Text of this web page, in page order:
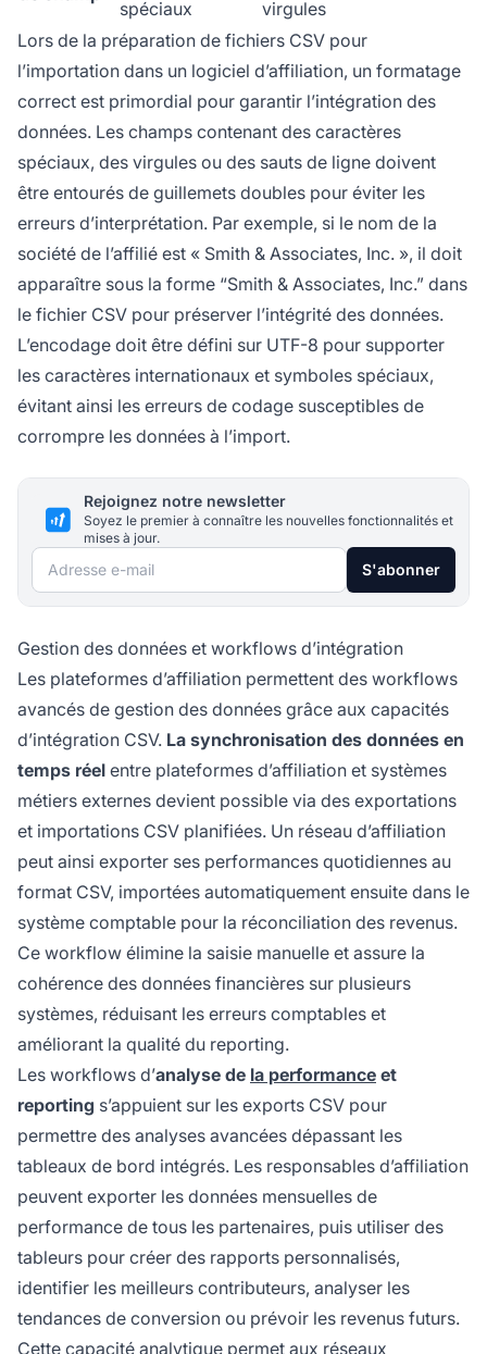
spéciaux
virgules
Lors de la préparation de fichiers CSV pour
l’importation dans un logiciel d’affiliation, un formatage
correct est primordial pour garantir l’intégration des
données. Les champs contenant des caractères
spéciaux, des virgules ou des sauts de ligne doivent
être entourés de guillemets doubles pour éviter les
erreurs d’interprétation. Par exemple, si le nom de la
société de l’affilié est « Smith & Associates, Inc. », il doit
apparaître sous la forme “Smith & Associates, Inc.” dans
le fichier CSV pour préserver l’intégrité des données.
L’encodage doit être défini sur UTF-8 pour supporter
les caractères internationaux et symboles spéciaux,
évitant ainsi les erreurs de codage susceptibles de
corrompre les données à l’import.
Rejoignez notre newsletter
Soyez le premier à connaître les nouvelles fonctionnalités et
mises à jour.
Adresse e-mail S'abonner
Gestion des données et workflows d’intégration
Les plateformes d’affiliation permettent des workflows
avancés de gestion des données grâce aux capacités
d’intégration CSV. La synchronisation des données en
temps réel entre plateformes d’affiliation et systèmes
métiers externes devient possible via des exportations
et importations CSV planifiées. Un réseau d’affiliation
peut ainsi exporter ses performances quotidiennes au
format CSV, importées automatiquement ensuite dans le
système comptable pour la réconciliation des revenus.
Ce workflow élimine la saisie manuelle et assure la
cohérence des données financières sur plusieurs
systèmes, réduisant les erreurs comptables et
améliorant la qualité du reporting.
Les workflows d’analyse de la performance et
reporting s’appuient sur les exports CSV pour
permettre des analyses avancées dépassant les
tableaux de bord intégrés. Les responsables d’affiliation
peuvent exporter les données mensuelles de
performance de tous les partenaires, puis utiliser des
tableurs pour créer des rapports personnalisés,
identifier les meilleurs contributeurs, analyser les
tendances de conversion ou prévoir les revenus futurs.
Cette capacité analytique permet aux réseaux